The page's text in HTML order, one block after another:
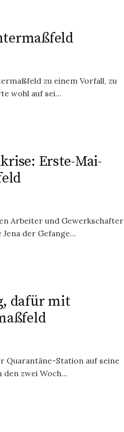
zu einem Vorfall, zu
wohl auf sei...
Erste-Mai-
Arbeiter und Gewerkschafter
der Gefange...
dafür mit
Quarantäne-Station auf seine
zwei Woch...